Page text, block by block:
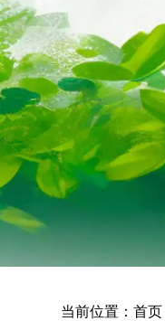
当前位置：首页